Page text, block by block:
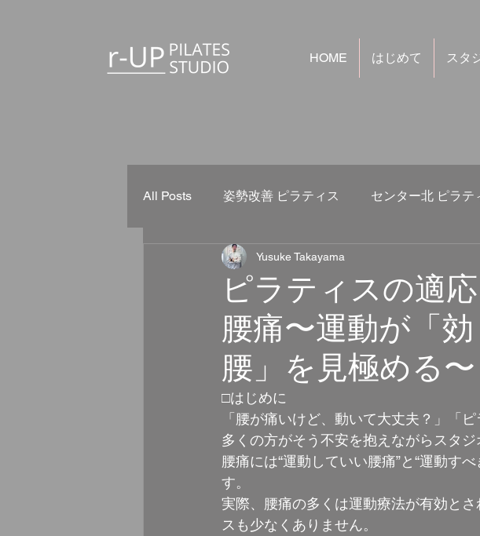
HOME はじめて スタ
All Posts 姿勢改善 ピラティス センター北 ピラテ
ピラティス 産後 発育発達
マインドフルネス
ピラティスの適
腰痛〜運動が「
腰」を見極める〜
Yusuke Takayama
□はじめに
「腰が痛いけど、動いて大丈夫？」「
多くの方がそう不安を抱えながらスタジ
腰痛には“運動していい腰痛”と“運動す
す。
実際、腰痛の多くは運動療法が有効と
スも少なくありません。